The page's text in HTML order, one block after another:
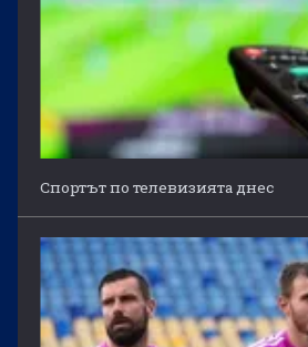
Спортът по телевизията днес